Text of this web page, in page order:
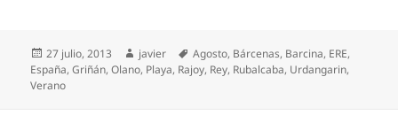
Publicado
el
27 julio, 2013 Autor
javier Etiquetas
Agosto, Bárcenas, Barcina, ERE,
España,Griñán,Olano, Playa, Rajoy, Rey, Rubalcaba, Urdangarin,
Verano